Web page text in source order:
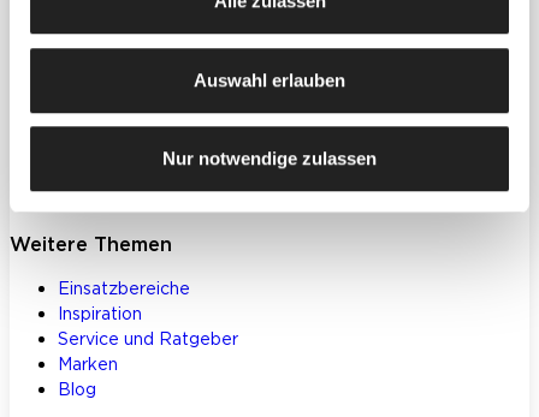
Auswahl erlauben
Nur notwendige zulassen
Spachtelmassen & Putze
Bodenbeschichtungen
Betoninstandsetzung
Weitere Themen
Einsatzbereiche
Inspiration
Service und Ratgeber
Marken
Blog